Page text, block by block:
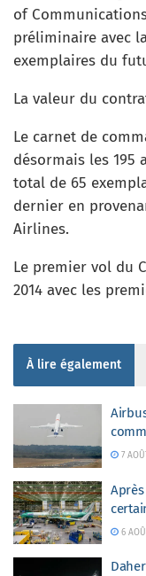
of
préliminaire avec
exemplaires du
La valeur du
Le carnet de
désormais les 195
total de 65
dernier en
Airlines.
Le premier vol du
2014 avec les
À lire également
7
6